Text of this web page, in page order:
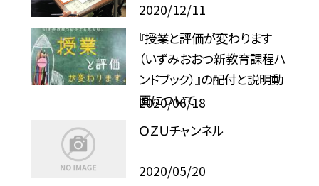
2020/12/11
『授業と評価が変わります
（いずみおおつ新教育課程ハ
ンドブック）』の配付と説明動
画について
2020/06/18
ＯＺＵチャンネル
2020/05/20